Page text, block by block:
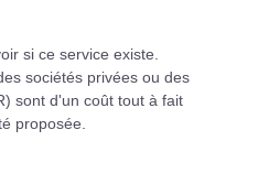
si ce service existe.
sociétés privées ou des
sont d'un coût tout à fait
proposée.